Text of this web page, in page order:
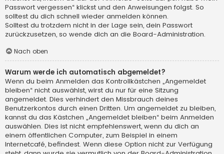
Passwort vergessen“ klickst und den Anweisungen folgst. So
solltest du dich schnell wieder anmelden können.
Solltest du trotzdem nicht in der Lage sein, dein Passwort
zurückzusetzen, so wende dich an die Board-Administration.
Nach oben
Warum werde ich automatisch abgemeldet?
Wenn du beim Anmelden das Kontrollkästchen „Angemeldet
bleiben“ nicht auswählst, wirst du nur für eine Sitzung
angemeldet. Dies verhindert den Missbrauch deines
Benutzerkontos durch einen Dritten. Um angemeldet zu bleiben,
kannst du das Kästchen „Angemeldet bleiben“ beim Anmelden
auswählen. Dies ist nicht empfehlenswert, wenn du dich an
einem öffentlichen Computer, zum Beispiel in einem
Internetcafé, befindest. Wenn diese Option nicht zur Verfügung